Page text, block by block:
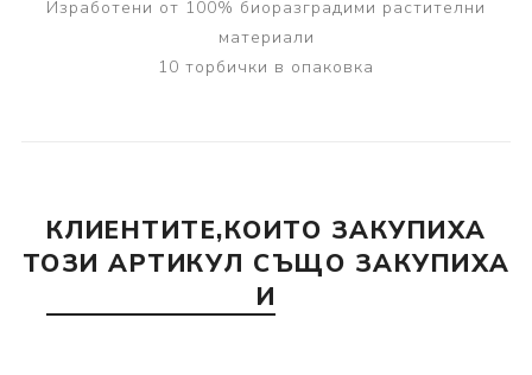
Изработени от 100% биоразградими растителни
материали
10 торбички в опаковка
КЛИЕНТИТЕ,КОИТО ЗАКУПИХА
ТОЗИ АРТИКУЛ СЪЩО ЗАКУПИХА
И